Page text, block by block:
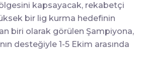
kapsayacak, rekabetçi
bir lig kurma hedefinin
biri olarak görülen Şampiyona,
desteğiyle 1-5 Ekim arasında